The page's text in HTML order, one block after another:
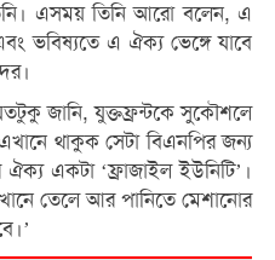
এসময় তিনি আরো বলেন, এ
ভবিষ্যতে এ ঐক্য ভেঙ্গে যাবে
জানি, যুক্তফ্রন্টকে সুকৌশলে
থাকুক সেটা বিএনপির জন্য
একটা ‘ফ্রাজাইল ইউনিটি’।
তেলে আর পানিতে মেশানোর